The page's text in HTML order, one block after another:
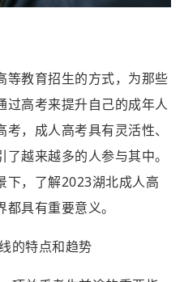
等教育招生的方式，为那些
过高考来提升自己的成年人
，成人高考具有灵活性、
越来越多的人参与其中。
下，了解2023湖北成人高
具有重要意义。
的特点和趋势